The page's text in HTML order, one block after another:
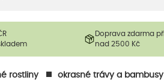
Doprava zdarma
nad 2500 Kč
rostliny okrasné trávy a bambusy